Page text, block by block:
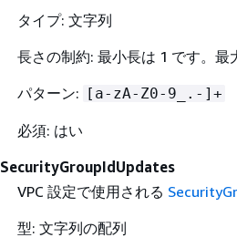
タイプ: 文字列
長さの制約: 最小長は 1 です。最
パターン: [a-zA-Z0-9_.-]+
必須: はい
SecurityGroupIdUpdates
VPC 設定で使用される
型: 文字列の配列